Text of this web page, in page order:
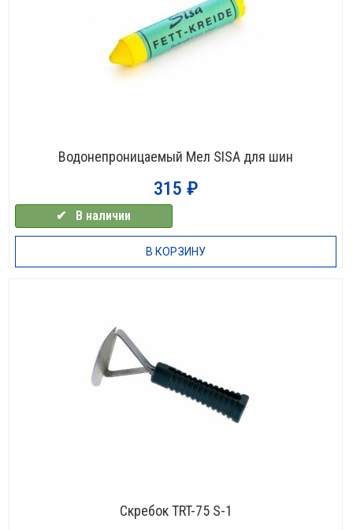
Водонепроницаемый Мел SISA для шин
315 ₽
✔⠀В наличии
В КОРЗИНУ
Скребок TRT-75 S-1